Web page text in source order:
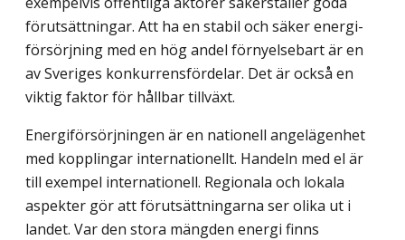
förutsättningar. Att ha en stabil och säker energi­
försörjning med en hög andel förnyelsebart är en
av Sveriges konkurrensfördelar. Det är också en
viktig faktor för hållbar tillväxt.
Energiförsörjningen är en nationell angelägenhet
med kopplingar internationellt. Handeln med el är
till exempel internationell. Regionala och lokala
aspekter gör att förutsättningarna ser olika ut i
landet. Var den stora mängden energi finns